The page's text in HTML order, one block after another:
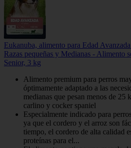
Eukanuba, alimento para Edad
Razas pequeñas y Medianas - Alimento
Senior, 3 kg
Alimento premium para perros
óptimamente adaptado a las
medianas que pesan menos de 25
carlino y cocker spaniel
Especialmente indicado para
ya que el cordero y el arroz son
tiempo, el cordero de alta calidad
proteínas para el...